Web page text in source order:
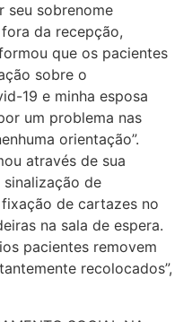
seu sobrenome
da recepção,
que os pacientes
sobre o
19 e minha esposa
um problema nas
orientação”.
através de sua
sinalização de
de cartazes no
na sala de espera.
pacientes removem
recolocados”,